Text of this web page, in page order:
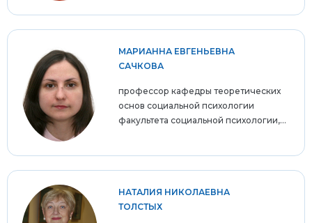
МАРИАННА ЕВГЕНЬЕВНА
САЧКОВА
профессор кафедры теоретических
основ социальной психологии
факультета социальной психологии,...
НАТАЛИЯ НИКОЛАЕВНА
ТОЛСТЫХ